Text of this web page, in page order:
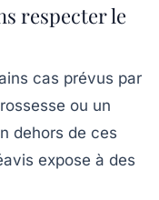
respecter le
cas prévus par
ou un
dehors de ces
expose à des